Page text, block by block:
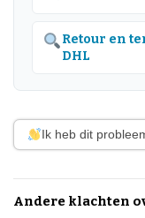
Retour en
DHL
Ik heb dit
Andere klachten